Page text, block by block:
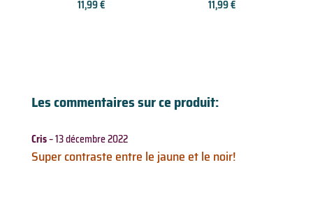
11,99€ 11,99€
Les commentaires sur ce produit:
Cris–13 décembre 2022
Super contraste entre le jaune et le noir!